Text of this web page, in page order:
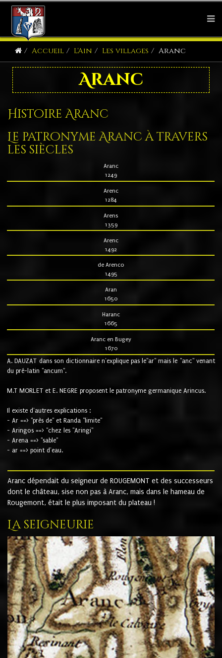
Accueil L'Ain Les villages Aranc
Aranc
Histoire Aranc
Le patronyme Aranc à travers
les siècles
Aranc
1249
Arenc
1284
Arens
1359
Arenc
1492
de Arenco
1495
Aran
1650
Haranc
1665
Aranc en Bugey
1670
A. DAUZAT dans son dictionnaire n'explique pas le"ar" mais le "anc" venant
du pré-latin "ancum".
M.T MORLET et E. NEGRE proposent le patronyme germanique Arincus.
Il existe d'autres explications :
- Ar ==> "près de" et Randa "limite"
- Aringos ==> "chez les "Aringi"
- Arena ==> "sable"
- ar ==> point d'eau.
Aranc dépendait du seigneur de ROUGEMONT et des successeurs
dont le château, sise non pas à Aranc, mais dans le hameau de
Rougemont, était le plus imposant du plateau !
La seigneurie